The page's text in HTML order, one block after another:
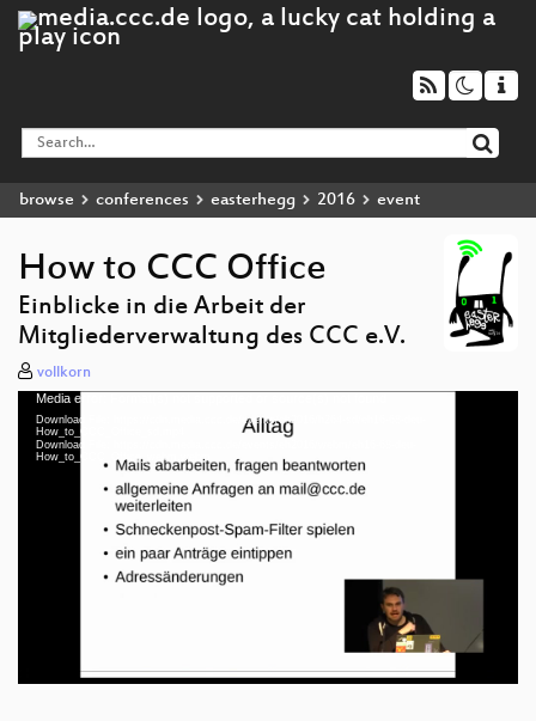
browse conferences easterhegg 2016 event
How to CCC Office
Einblicke in die Arbeit der
Mitgliederverwaltung des CCC e.V.
vollkorn
Video
Player
Media error: Format(s) not supported or source(s) not found
Download File: https://cdn.media.ccc.de/events/eh2016/h264-sd/eh16-68-deu-
How_to_CCC_Office_sd.mp4
Download File: https://cdn.media.ccc.de/events/eh2016/webm/eh16-68-deu-
How_to_CCC_Office_webm.webm
deu 576p (mp4)
deu 576p (webm)